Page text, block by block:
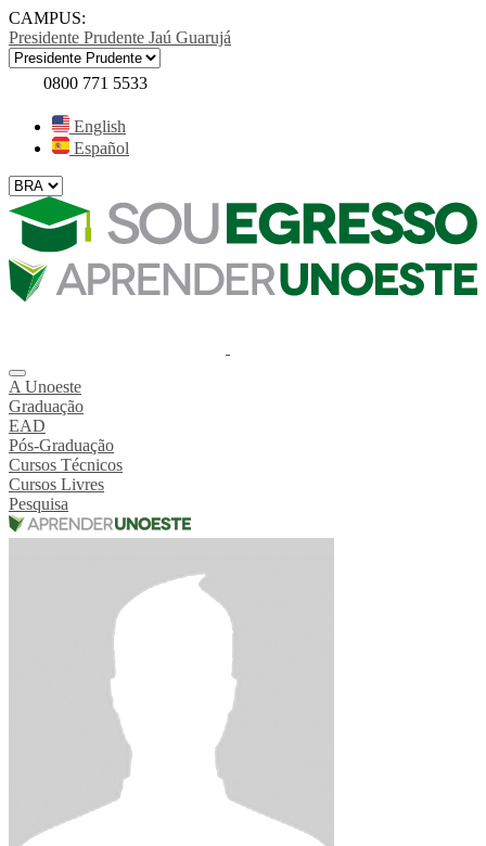
CAMPUS:
Presidente Prudente Jaú Guarujá
0800 771 5533
English
Español
A Unoeste
Graduação
EAD
Pós-Graduação
Cursos Técnicos
Cursos Livres
Pesquisa